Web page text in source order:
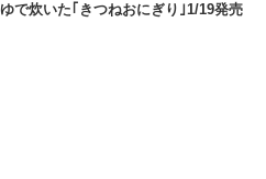
で炊いた｢きつねおにぎり｣1/19発売